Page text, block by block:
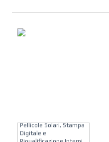
Pellicole Solari, Stampa
Digitale e
Riqualificazione Interni